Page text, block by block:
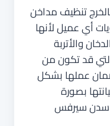
تنظيف مداخن
أي عميل لأنها
والأتربة
قد تكون من
عملها بشكل
بصورة
سدن سيرفس